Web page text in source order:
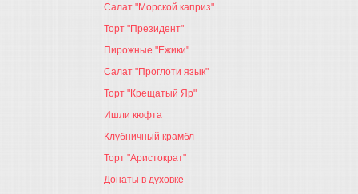
Салат "Морской каприз"
Торт "Президент"
Пирожные "Ежики"
Салат "Проглоти язык"
Торт "Крещатый Яр"
Ишли кюфта
Клубничный крамбл
Торт "Аристократ"
Донаты в духовке